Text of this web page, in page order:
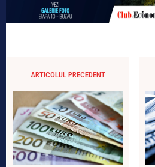
ARTICOLUL PRECEDENT